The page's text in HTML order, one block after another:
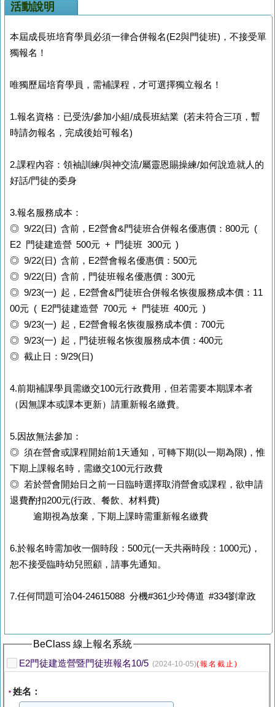
活動說明
本屆成長班培育學員必須一律合併報名(E2與門徒班)，不接受單
獨報名！
唯獨歷屆培育學員，需補課程，才可選擇獨立報名！
1.報名資格：已受洗/參加小組/成長班結業 (若未符合三項，暫
時請勿報名，完成後始可報名)
2.課程內容：領袖訓練/與神交流/屬靈恩賜操練/如何說造就人的
好話/門徒的委身
3.報名服務成本：
◎ 9/22(日) 含前，E2營會&門徒班合併報名優惠價：800元 (
E2 門徒建造營 500元 + 門徒班 300元 )
◎ 9/22(日) 含前 ，E2營會報名優惠價：500元
◎ 9/22(日) 含前，門徒班報名優惠價：300元
◎ 9/23(一) 起 ， E2營會&門徒班合併報名恢復服務成本價：11
00元 ( E2門徒建造營 700元 + 門徒班 400元 )
◎ 9/23(一) 起 ， E2營會報名恢復服務成本價 ：700元
◎ 9/23(一) 起 ， 門徒班報名恢復服務成本價 ：400元
◎ 截止日：9/29(日)
4.前期補課學員需繳交100元行政費用，但若需要本期課本者
（因無課本或課本更新）請重新報名繳費。
5.因故無法參加：
◎ 須在營會或課程開始前1天通知，可轉下期(以一期為限)，惟
下期上課報名時，需繳交100元行政費
◎ 若於營會開始日之前一日臨時選擇取消營會或課程，欲申請
退費酌扣200元(行政、餐飲、材料費)
逾期視為放棄，下期上課時需重新報名繳費
6.於報名時需加收一個時段：500元(一天共兩時段：1000元)，
恕不接受臨時幼兒照顧，請事先通知。
7.任何問題可洽04-24615088 分機#361少玲傳道 #334劉韋政
BeClass 線上報名系統
E2門徒建造營暨門徒班報名10/5 (2024-10-05)(報名截止)
* 姓名：